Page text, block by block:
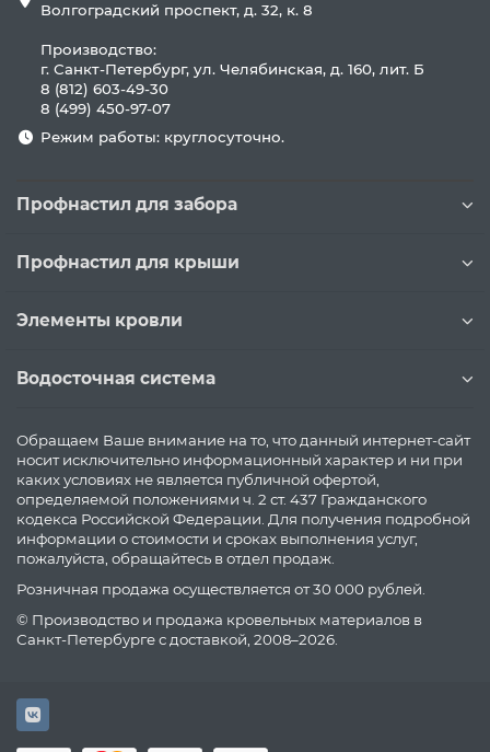
Волгоградский проспект, д. 32, к. 8
Производство:
г. Санкт-Петербург, ул. Челябинская, д. 160, лит. Б
8 (812) 603-49-30
8 (499) 450-97-07
Режим работы: круглосуточно.
Профнастил для забора
Профнастил для крыши
Элементы кровли
Водосточная система
Обращаем Ваше внимание на то, что данный интернет-сайт
носит исключительно информационный характер и ни при
каких условиях не является публичной офертой,
определяемой положениями ч. 2 ст. 437 Гражданского
кодекса Российской Федерации. Для получения подробной
информации о стоимости и сроках выполнения услуг,
пожалуйста, обращайтесь в отдел продаж.
Розничная продажа осуществляется от 30 000 рублей.
© Производство и продажа кровельных материалов в
Санкт-Петербурге с доставкой, 2008–2026.